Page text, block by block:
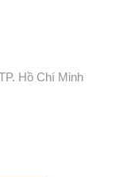
Hồ Chí Minh